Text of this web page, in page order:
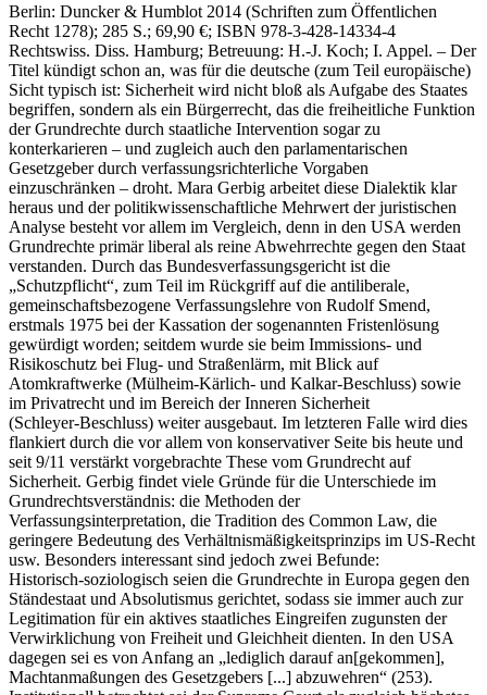
Berlin: Duncker & Humblot 2014 (Schriften zum Öffentlichen
Recht 1278); 285 S.; 69,90 €; ISBN 978-3-428-14334-4
Rechtswiss. Diss. Hamburg; Betreuung: H.‑J. Koch; I. Appel. – Der
Titel kündigt schon an, was für die deutsche (zum Teil europäische)
Sicht typisch ist: Sicherheit wird nicht bloß als Aufgabe des Staates
begriffen, sondern als ein Bürgerrecht, das die freiheitliche Funktion
der Grundrechte durch staatliche Intervention sogar zu
konterkarieren – und zugleich auch den parlamentarischen
Gesetzgeber durch verfassungsrichterliche Vorgaben
einzuschränken – droht. Mara Gerbig arbeitet diese Dialektik klar
heraus und der politikwissenschaftliche Mehrwert der juristischen
Analyse besteht vor allem im Vergleich, denn in den USA werden
Grundrechte primär liberal als reine Abwehrrechte gegen den Staat
verstanden. Durch das Bundesverfassungsgericht ist die
„Schutzpflicht“, zum Teil im Rückgriff auf die antiliberale,
gemeinschaftsbezogene Verfassungslehre von Rudolf Smend,
erstmals 1975 bei der Kassation der sogenannten Fristenlösung
gewürdigt worden; seitdem wurde sie beim Immissions‑ und
Risikoschutz bei Flug‑ und Straßenlärm, mit Blick auf
Atomkraftwerke (Mülheim‑Kärlich‑ und Kalkar‑Beschluss) sowie
im Privatrecht und im Bereich der Inneren Sicherheit
(Schleyer‑Beschluss) weiter ausgebaut. Im letzteren Falle wird dies
flankiert durch die vor allem von konservativer Seite bis heute und
seit 9/11 verstärkt vorgebrachte These vom Grundrecht auf
Sicherheit. Gerbig findet viele Gründe für die Unterschiede im
Grundrechtsverständnis: die Methoden der
Verfassungsinterpretation, die Tradition des Common Law, die
geringere Bedeutung des Verhältnismäßigkeitsprinzips im US‑Recht
usw. Besonders interessant sind jedoch zwei Befunde:
Historisch‑soziologisch seien die Grundrechte in Europa gegen den
Ständestaat und Absolutismus gerichtet, sodass sie immer auch zur
Legitimation für ein aktives staatliches Eingreifen zugunsten der
Verwirklichung von Freiheit und Gleichheit dienten. In den USA
dagegen sei es von Anfang an „lediglich darauf an[gekommen],
Machtanmaßungen des Gesetzgebers [...] abzuwehren“ (253).